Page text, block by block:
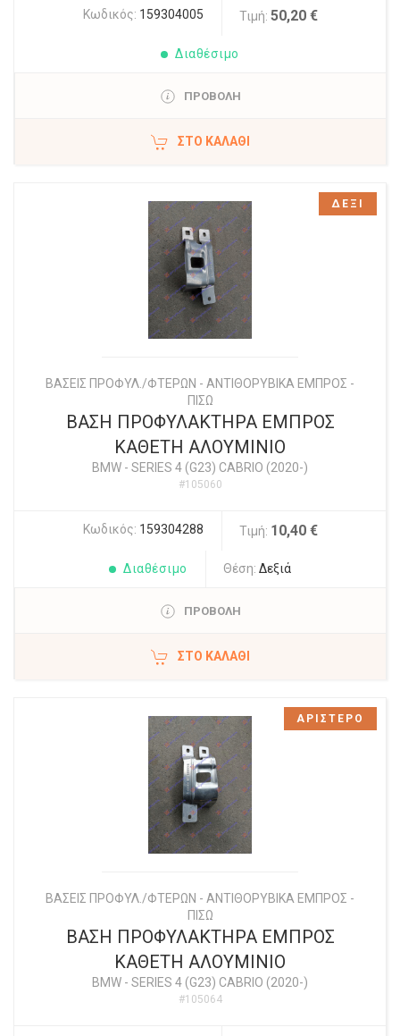
Κωδικός: 159304005 Τιμή: 50,20 €
Διαθέσιμο
ΠΡΟΒΟΛΗ
ΣΤΟ ΚΑΛΆΘΙ
ΒΑΣΕΙΣ ΠΡΟΦΥΛ./ΦΤΕΡΩΝ - ΑΝΤΙΘΟΡΥΒΙΚΑ ΕΜΠΡΟΣ -
ΠΙΣΩ
ΒΑΣΗ ΠΡΟΦΥΛΑΚΤΗΡΑ ΕΜΠΡΟΣ
ΚΑΘΕΤΗ ΑΛΟΥΜΙΝΙΟ
BMW - SERIES 4 (G23) CABRIO (2020-)
#105060
Κωδικός: 159304288 Τιμή: 10,40 €
Διαθέσιμο Θέση: Δεξιά
ΠΡΟΒΟΛΗ
ΣΤΟ ΚΑΛΆΘΙ
ΔΕΞΙ
ΒΑΣΕΙΣ ΠΡΟΦΥΛ./ΦΤΕΡΩΝ - ΑΝΤΙΘΟΡΥΒΙΚΑ ΕΜΠΡΟΣ -
ΠΙΣΩ
ΒΑΣΗ ΠΡΟΦΥΛΑΚΤΗΡΑ ΕΜΠΡΟΣ
ΚΑΘΕΤΗ ΑΛΟΥΜΙΝΙΟ
BMW - SERIES 4 (G23) CABRIO (2020-)
#105064
ΑΡΙΣΤΕΡΟ